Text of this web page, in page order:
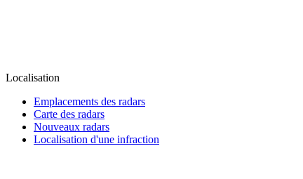
Localisation
Emplacements des radars
Carte des radars
Nouveaux radars
Localisation d'une infraction